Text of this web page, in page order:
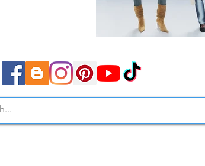
ubrania i promocje dla Ciebie
i promocje dla Ciebie WEEKDAY.